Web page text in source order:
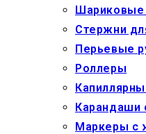
Шариковые
Стержни
Перьевые
Роллеры
Карандаши
Маркеры c